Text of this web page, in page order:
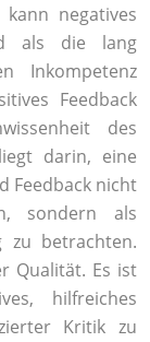
negatives
als die lang
Inkompetenz
Feedback
des
darin, eine
Feedback nicht
sondern als
zu betrachten.
Qualität. Es ist
hilfreiches
Kritik zu